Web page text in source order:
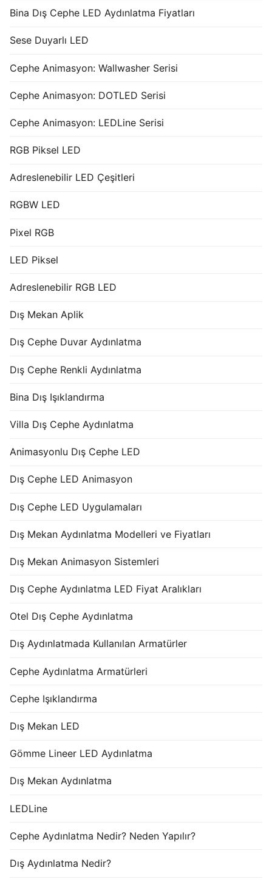
Bina Dış Cephe LED Aydınlatma Fiyatları
Sese Duyarlı LED
Cephe Animasyon: Wallwasher Serisi
Cephe Animasyon: DOTLED Serisi
Cephe Animasyon: LEDLine Serisi
RGB Piksel LED
Adreslenebilir LED Çeşitleri
RGBW LED
Pixel RGB
LED Piksel
Adreslenebilir RGB LED
Dış Mekan Aplik
Dış Cephe Duvar Aydınlatma
Dış Cephe Renkli Aydınlatma
Bina Dış Işıklandırma
Villa Dış Cephe Aydınlatma
Animasyonlu Dış Cephe LED
Dış Cephe LED Animasyon
Dış Cephe LED Uygulamaları
Dış Mekan Aydınlatma Modelleri ve Fiyatları
Dış Mekan Animasyon Sistemleri
Dış Cephe Aydınlatma LED Fiyat Aralıkları
Otel Dış Cephe Aydınlatma
Dış Aydınlatmada Kullanılan Armatürler
Cephe Aydınlatma Armatürleri
Cephe Işıklandırma
Dış Mekan LED
Gömme Lineer LED Aydınlatma
Dış Mekan Aydınlatma
LEDLine
Cephe Aydınlatma Nedir? Neden Yapılır?
Dış Aydınlatma Nedir?